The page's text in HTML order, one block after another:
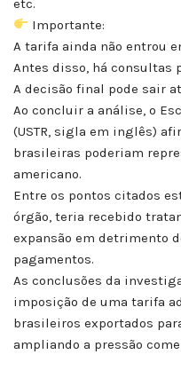
etc.
Importante:
A tarifa ainda não entrou
Antes disso, há consultas
A decisão final pode sair
Ao concluir a análise, o
(USTR, sigla em inglês)
brasileiras poderiam
americano.
Entre os pontos citados
órgão, teria recebido
expansão em detrimento
pagamentos.
As conclusões da
imposição de uma tarifa
brasileiros exportados
ampliando a pressão